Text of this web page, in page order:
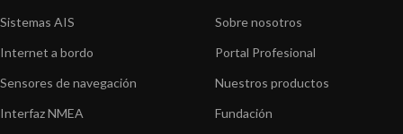
Sistemas AIS
Internet a bordo
Sensores de navegación
Interfaz NMEA
Sobre nosotros
Portal Profesional
Nuestros productos
Fundación